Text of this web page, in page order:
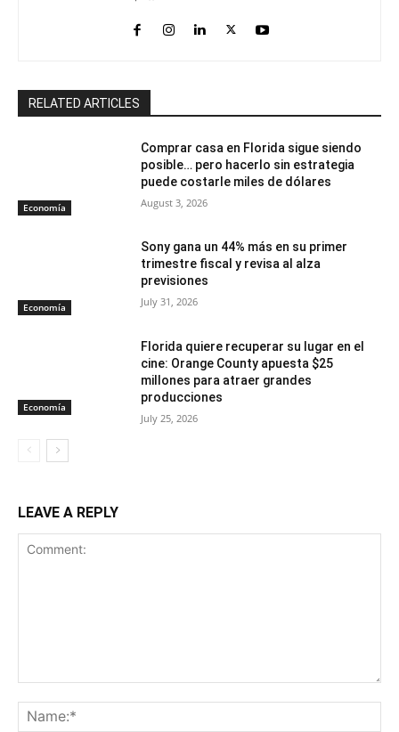
RELATED ARTICLES
Economía
Comprar casa en Florida sigue siendo
posible… pero hacerlo sin estrategia
puede costarle miles de dólares
August 3, 2026
Economía
Sony gana un 44% más en su primer
trimestre fiscal y revisa al alza
previsiones
July 31, 2026
Economía
Florida quiere recuperar su lugar en el
cine: Orange County apuesta $25
millones para atraer grandes
producciones
July 25, 2026
LEAVE A REPLY